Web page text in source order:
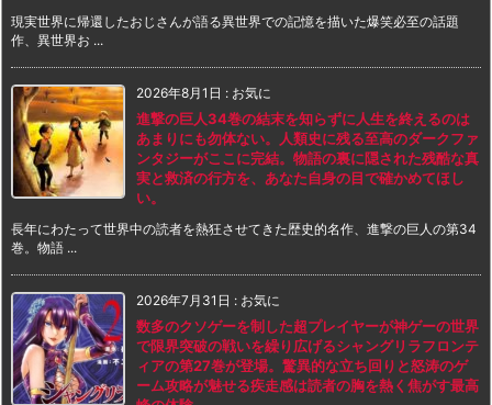
現実世界に帰還したおじさんが語る異世界での記憶を描いた爆笑必至の話題
作、異世界お ...
2026年8月1日 : お気に
進撃の巨人34巻の結末を知らずに人生を終えるのは
あまりにも勿体ない。人類史に残る至高のダークファ
ンタジーがここに完結。物語の裏に隠された残酷な真
実と救済の行方を、あなた自身の目で確かめてほし
い。
長年にわたって世界中の読者を熱狂させてきた歴史的名作、進撃の巨人の第34
巻。物語 ...
2026年7月31日 : お気に
数多のクソゲーを制した超プレイヤーが神ゲーの世界
で限界突破の戦いを繰り広げるシャングリラフロンテ
ィアの第27巻が登場。驚異的な立ち回りと怒涛のゲ
ーム攻略が魅せる疾走感は読者の胸を熱く焦がす最高